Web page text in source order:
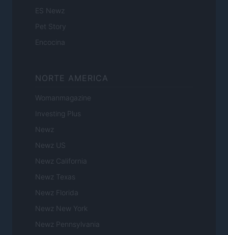
ES Newz
Pet Story
Encocina
NORTE AMERICA
Womanmagazine
Investing Plus
Newz
Newz US
Newz California
Newz Texas
Newz Florida
Newz New York
Newz Pennsylvania